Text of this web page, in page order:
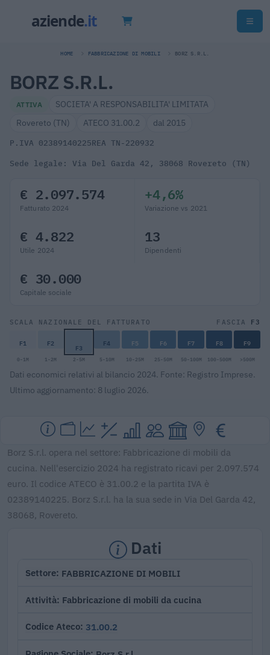
HOME FABBRICAZIONE DI MOBILI BORZ S.R.L.
BORZ S.R.L.
ATTIVA
SOCIETA' A RESPONSABILITA' LIMITATA
Rovereto (TN)
ATECO 31.00.2 dal 2015
P.IVA 02389140225REA TN-220932
Sede legale: Via Del Garda 42, 38068 Rovereto (TN)
€ 2.097.574
Fatturato 2024
+4,6%
Variazione vs 2021
€ 4.822
Utile 2024
13
Dipendenti
€ 30.000
Capitale sociale
SCALA NAZIONALE DEL FATTURATO FASCIA F3
F1 F2 F3 F4 F5 F6 F7 F8 F9
0-1M 1-2M 2-5M 5-10M 10-25M 25-50M 50-100M 100-500M >500M
Dati economici relativi al bilancio 2024. Fonte: Registro Imprese.
Ultimo aggiornamento: 8 luglio 2026.
Borz S.r.l. opera nel settore: Fabbricazione di mobili da
cucina. Nell'esercizio 2024 ha registrato ricavi per 2.097.574
euro. Il codice ATECO è 31.00.2 e la partita IVA è
02389140225. Borz S.r.l. ha la sua sede in Via Del Garda 42,
38068, Rovereto.
Dati
Settore FABBRICAZIONE DI MOBILI
Attività Fabbricazione di mobili da cucina
Codice Ateco 31.00.2